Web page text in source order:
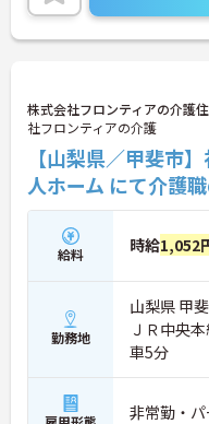
せください。
株式会社フロンティアの介護
社フロンティアの介護
【山梨県／甲斐市
人ホーム にて介護
給料 時給1,052
勤務地
山梨県 甲
ＪＲ中央
車5分
非常勤・